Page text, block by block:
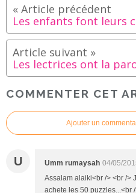
Les enfants font leurs
COMMENTER CET
Ajouter un
U Umm rumaysah 04/05/
Assalam alaiki<br /> <br />
achete les 50 puzzles...<br